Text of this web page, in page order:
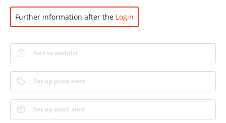
Further information after the Login
Add to wishlist
Set up price alert
Set up stock alert